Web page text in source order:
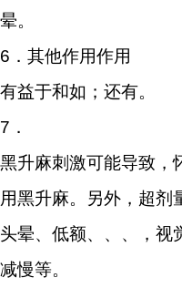
晕。
6．其他作用作用
有益于和如；还有。
7．
黑升麻刺激可能导致，
用黑升麻。另外，超剂
头晕、低额、、、，视
减慢等。